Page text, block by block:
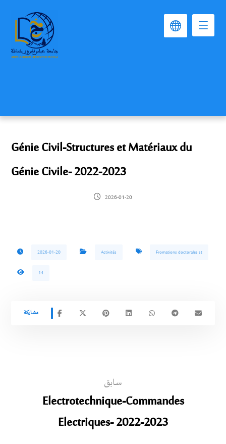
Génie Civil-Structures et Matériaux du
Génie Civile- 2022-2023
2026-01-20
2026-01-20 Activités Fromations doctorales st
14
سابق
Electrotechnique-Commandes
Electriques- 2022-2023